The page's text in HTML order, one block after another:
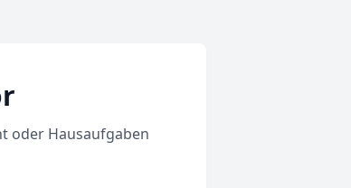
oder Hausaufgaben